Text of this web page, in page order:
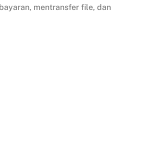
mentransfer file, dan